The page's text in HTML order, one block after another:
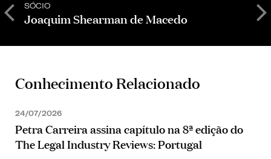
SÓCIO
Joaquim Shearman de Macedo
Conhecimento Relacionado
24/07/2026
Petra Carreira assina capítulo na 8ª edição do
The Legal Industry Reviews: Portugal